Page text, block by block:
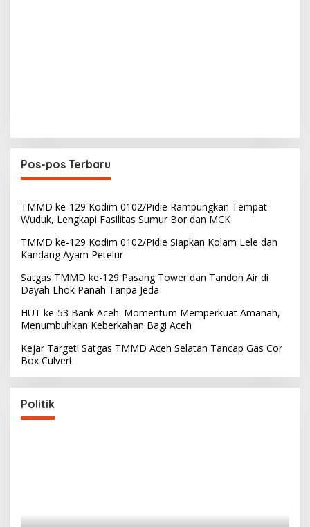
Pos-pos Terbaru
TMMD ke-129 Kodim 0102/Pidie Rampungkan Tempat
Wuduk, Lengkapi Fasilitas Sumur Bor dan MCK
TMMD ke-129 Kodim 0102/Pidie Siapkan Kolam Lele dan
Kandang Ayam Petelur
Satgas TMMD ke-129 Pasang Tower dan Tandon Air di
Dayah Lhok Panah Tanpa Jeda
HUT ke-53 Bank Aceh: Momentum Memperkuat Amanah,
Menumbuhkan Keberkahan Bagi Aceh
Kejar Target! Satgas TMMD Aceh Selatan Tancap Gas Cor
Box Culvert
Politik